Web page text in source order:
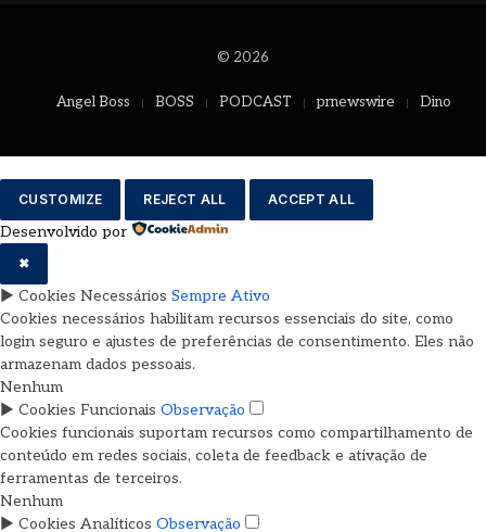
© 2026
Angel Boss BOSS PODCAST prnewswire Dino
CUSTOMIZE REJECT ALL ACCEPT ALL
Desenvolvido por
✖
► Cookies Necessários Sempre Ativo
Cookies necessários habilitam recursos essenciais do site, como
login seguro e ajustes de preferências de consentimento. Eles não
armazenam dados pessoais.
Nenhum
► Cookies Funcionais Observação
Cookies funcionais suportam recursos como compartilhamento de
conteúdo em redes sociais, coleta de feedback e ativação de
ferramentas de terceiros.
Nenhum
► Cookies Analíticos Observação